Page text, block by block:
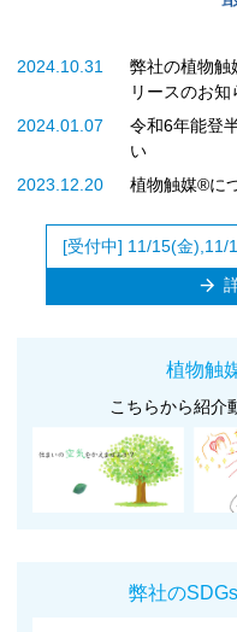
2024.10.31
弊社の植物触
リースのお知
2024.01.07
令和6年能登
い
2023.12.20
植物触媒®︎に
[受付中] 11/15(金),11/
arrow_forward
植物触
こちらから紹介
弊社の